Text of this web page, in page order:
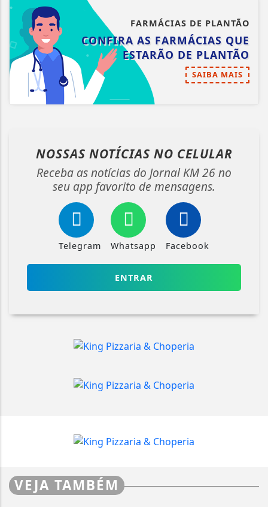
FARMÁCIAS DE PLANTÃO
CONFIRA AS FARMÁCIAS QUE
ESTARÃO DE PLANTÃO
SAIBA MAIS
NOSSAS NOTÍCIAS NO CELULAR
Receba as notícias do Jornal KM 26 no
seu app favorito de mensagens.
Telegram Whatsapp Facebook
ENTRAR
VEJA TAMBÉM